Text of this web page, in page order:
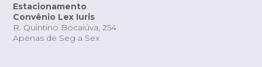
Estacionamento
Convênio Lex Iuris
R. Quintino Bocaiúva, 254
Apenas de Seg a Sex